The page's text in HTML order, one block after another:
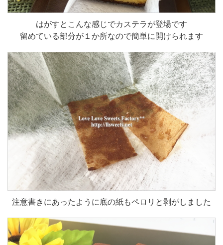
はがすとこんな感じでカステラが登場です
留めている部分が１か所なので簡単に開けられます
注意書きにあったように底の紙もペロリと剥がしました